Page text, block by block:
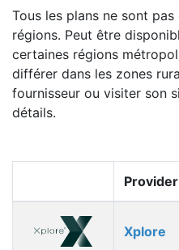
Tous les plans ne sont
régions. Peut être
certaines régions
différer dans les zones
fournisseur ou visiter son
détails.
Provider
Xplore